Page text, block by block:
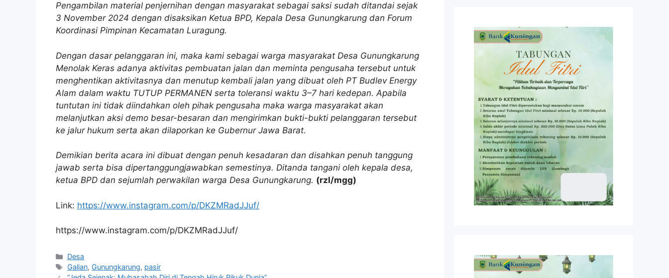
Pengambilan material penjernihan dengan masyarakat sebagai saksi sudah ditandai sejak
3 November 2024 dengan disaksikan Ketua BPD, Kepala Desa Gunungkarung dan Forum
Koordinasi Pimpinan Kecamatan Luragung.
Dengan dasar pelanggaran ini, maka kami sebagai warga masyarakat Desa Gunungkarung
Menolak Keras adanya aktivitas pembuatan jalan dan meminta pengusaha tersebut untuk
menghentikan aktivitasnya dan menutup kembali jalan yang dibuat oleh PT Budlev Energy
Alam dalam waktu TUTUP PERMANEN serta toleransi waktu 3–7 hari kedepan. Apabila
tuntutan ini tidak diindahkan oleh pihak pengusaha maka warga masyarakat akan
melanjutkan aksi demo besar-besaran dan mengirimkan bukti-bukti pelanggaran tersebut
ke jalur hukum serta akan dilaporkan ke Gubernur Jawa Barat.
Demikian berita acara ini dibuat dengan penuh kesadaran dan disahkan penuh tanggung
jawab serta bisa dipertanggungjawabkan semestinya. Ditanda tangani oleh kepala desa,
ketua BPD dan sejumlah perwakilan warga Desa Gunungkarung. (rzl/mgg)
Link: https://www.instagram.com/p/DKZMRadJJuf/
https://www.instagram.com/p/DKZMRadJJuf/
Kategori
Desa
Tag
Galian, Gunungkarung, pasir